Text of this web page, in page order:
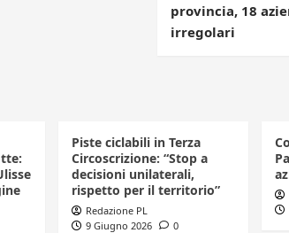
provincia, 18
irregolari
Piste ciclabili in Terza
Circoscrizione: “Stop a
decisioni unilaterali,
rispetto per il territorio”
Redazione PL
9 Giugno 2026
0